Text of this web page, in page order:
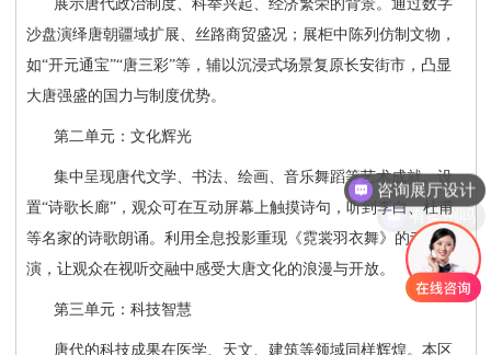
展示唐代政治制度、科举兴起、经济繁荣的背景。通过数字
沙盘演绎唐朝疆域扩展、丝路商贸盛况；展柜中陈列仿制文物，
如“开元通宝”“唐三彩”等，辅以沉浸式场景复原长安街市，凸显
大唐强盛的国力与制度优势。
第二单元：文化辉光
集中呈现唐代文学、书法、绘画、音乐舞蹈等艺术成就。设
置“诗歌长廊”，观众可在互动屏幕上触摸诗句，听到李白、杜甫
等名家的诗歌朗诵。利用全息投影重现《霓裳羽衣舞》的动态表
演，让观众在视听交融中感受大唐文化的浪漫与开放。
第三单元：科技智慧
唐代的科技成果在医学、天文、建筑等领域同样辉煌。本区
有案例吗